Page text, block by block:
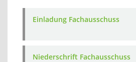
Einladung Fachausschuss
Niederschrift Fachausschuss